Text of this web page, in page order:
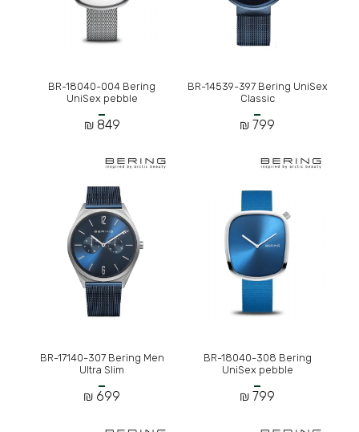
BR-14539-397 Bering UniSex
Classic
799 ₪
BR-18040-004 Bering
UniSex pebble
849 ₪
BR-18040-308 Bering
UniSex pebble
799 ₪
BR-17140-307 Bering Men
Ultra Slim
699 ₪